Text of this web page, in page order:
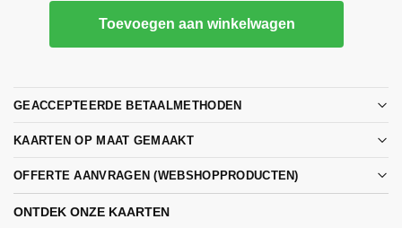
Toevoegen aan winkelwagen
GEACCEPTEERDE BETAALMETHODEN
KAARTEN OP MAAT GEMAAKT
OFFERTE AANVRAGEN (WEBSHOPPRODUCTEN)
ONTDEK ONZE KAARTEN